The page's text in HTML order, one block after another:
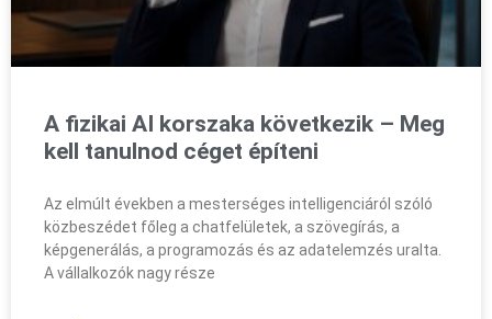
A fizikai AI korszaka következik – Meg
kell tanulnod céget építeni
Az elmúlt években a mesterséges intelligenciáról szóló
közbeszédet főleg a chatfelületek, a szövegírás, a
képgenerálás, a programozás és az adatelemzés uralta.
A vállalkozók nagy része